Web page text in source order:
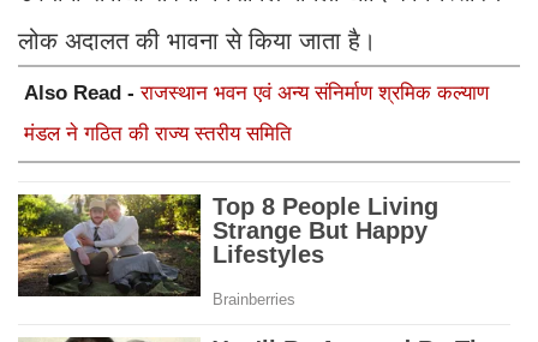
लोक अदालत की भावना से किया जाता है।
Also Read -राजस्थान भवन एवं अन्य संनिर्माण श्रमिक कल्याण
मंडल ने गठित की राज्य स्तरीय समिति